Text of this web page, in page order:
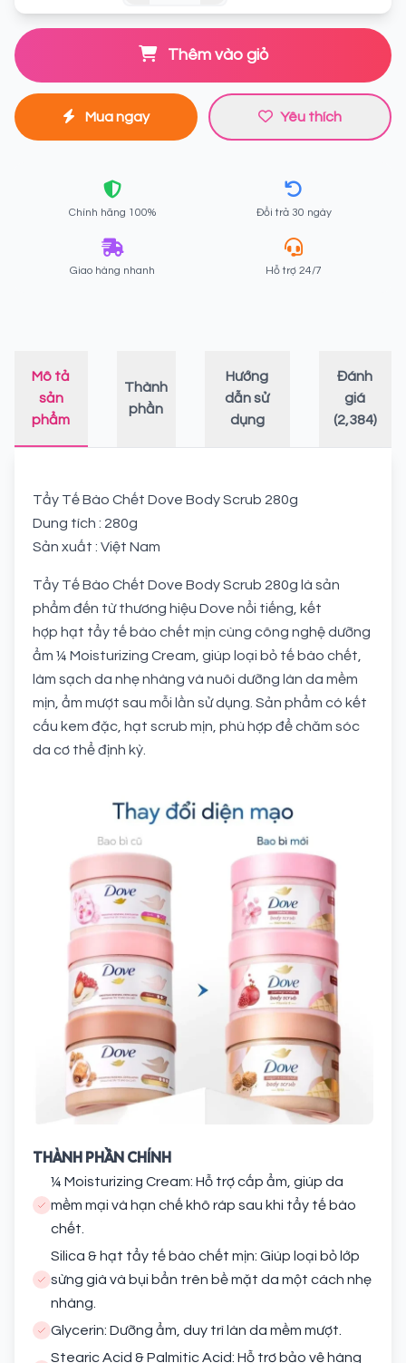
Thêm vào giỏ
Mua ngay Yêu thích
Chính hãng 100% Đổi trả 30 ngày
Giao hàng nhanh Hỗ trợ 24/7
Mô tả
sản
phẩm
Thành
phần
Hướng
dẫn sử
dụng
Đánh
giá
(2,384)
Tẩy Tế Bào Chết Dove Body Scrub 280g
Dung tích : 280g
Sản xuất : Việt Nam
Tẩy Tế Bào Chết Dove Body Scrub 280g là sản
phẩm đến từ thương hiệu Dove nổi tiếng, kết
hợp hạt tẩy tế bào chết mịn cùng công nghệ dưỡng
ẩm ¼ Moisturizing Cream, giúp loại bỏ tế bào chết,
làm sạch da nhẹ nhàng và nuôi dưỡng làn da mềm
mịn, ẩm mượt sau mỗi lần sử dụng. Sản phẩm có kết
cấu kem đặc, hạt scrub mịn, phù hợp để chăm sóc
da cơ thể định kỳ.
THÀNH PHẦN CHÍNH
¼ Moisturizing Cream: Hỗ trợ cấp ẩm, giúp da
mềm mại và hạn chế khô ráp sau khi tẩy tế bào
chết.
Silica & hạt tẩy tế bào chết mịn: Giúp loại bỏ lớp
sừng già và bụi bẩn trên bề mặt da một cách nhẹ
nhàng.
Glycerin: Dưỡng ẩm, duy trì làn da mềm mượt.
Stearic Acid & Palmitic Acid: Hỗ trợ bảo vệ hàng